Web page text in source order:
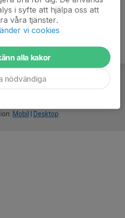
Mobil Desktop
i syfte att hjälpa oss att
våra tjänster.
vi cookies
alla kakor
nödvändiga